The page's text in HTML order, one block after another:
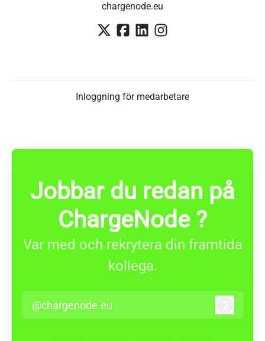
chargenode.eu
Inloggning för medarbetare
Jobbar du redan på
ChargeNode ?
Var med och rekrytera din framtida
kollega.
@chargenode.eu